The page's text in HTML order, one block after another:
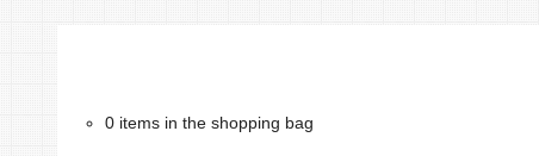
0 items in the shopping bag